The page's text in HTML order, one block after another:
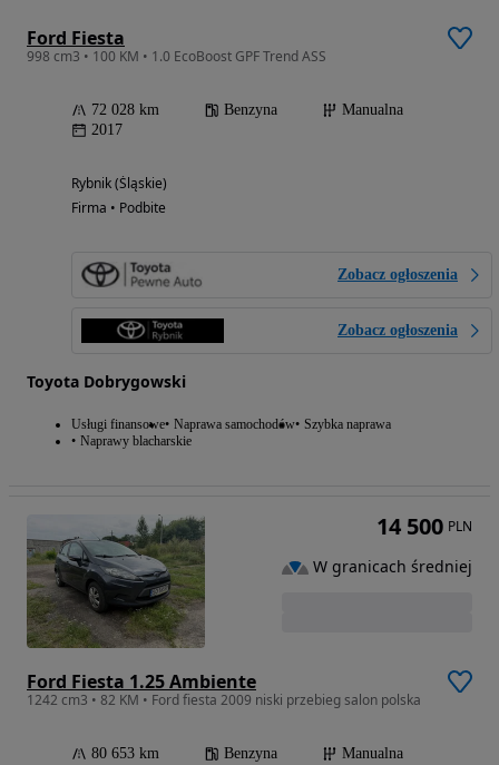
Ford Fiesta
998 cm3 • 100 KM • 1.0 EcoBoost GPF Trend ASS
72 028 km Benzyna
Manualna
2017
Rybnik (Śląskie)
Firma • Podbite
Zobacz ogłoszenia
Zobacz ogłoszenia
Toyota Dobrygowski
Usługi finansowe Naprawa samochodów Szybka naprawa
Naprawy blacharskie
Ford Fiesta 1.25 Ambiente
1242 cm3 • 82 KM • Ford fiesta 2009 niski przebieg salon polska
80 653 km Benzyna Manualna
14 500 PLN
W granicach średniej